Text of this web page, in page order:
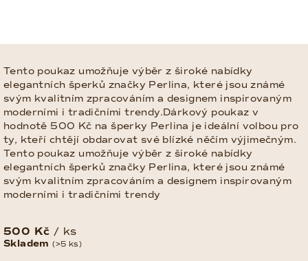
Tento poukaz umožňuje výběr z široké nabídky
elegantních šperků značky Perlina, které jsou známé
svým kvalitním zpracováním a designem inspirovaným
moderními i tradičními trendy.Dárkový poukaz v
hodnotě 500 Kč na šperky Perlina je ideální volbou pro
ty, kteří chtějí obdarovat své blízké něčím výjimečným.
Tento poukaz umožňuje výběr z široké nabídky
elegantních šperků značky Perlina, které jsou známé
svým kvalitním zpracováním a designem inspirovaným
moderními i tradičními trendy
500 Kč / ks
Měrná
Skladem(>5 ks)